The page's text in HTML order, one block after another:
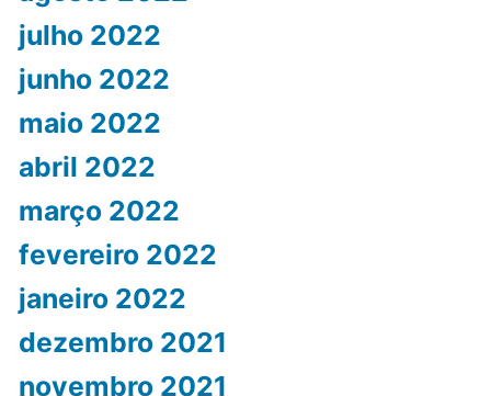
julho 2022
junho 2022
maio 2022
abril 2022
março 2022
fevereiro 2022
janeiro 2022
dezembro 2021
novembro 2021